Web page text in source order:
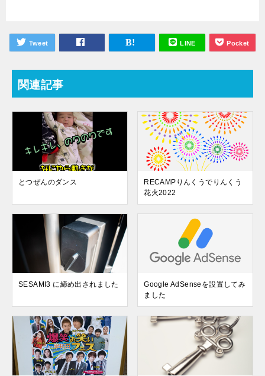
Tweet LINE Pocket
関連記事
とつぜんのダンス
RECAMPりんくうでりんくう
花火2022
SESAMI3 に締め出されました
Google AdSenseを設置してみ
ました